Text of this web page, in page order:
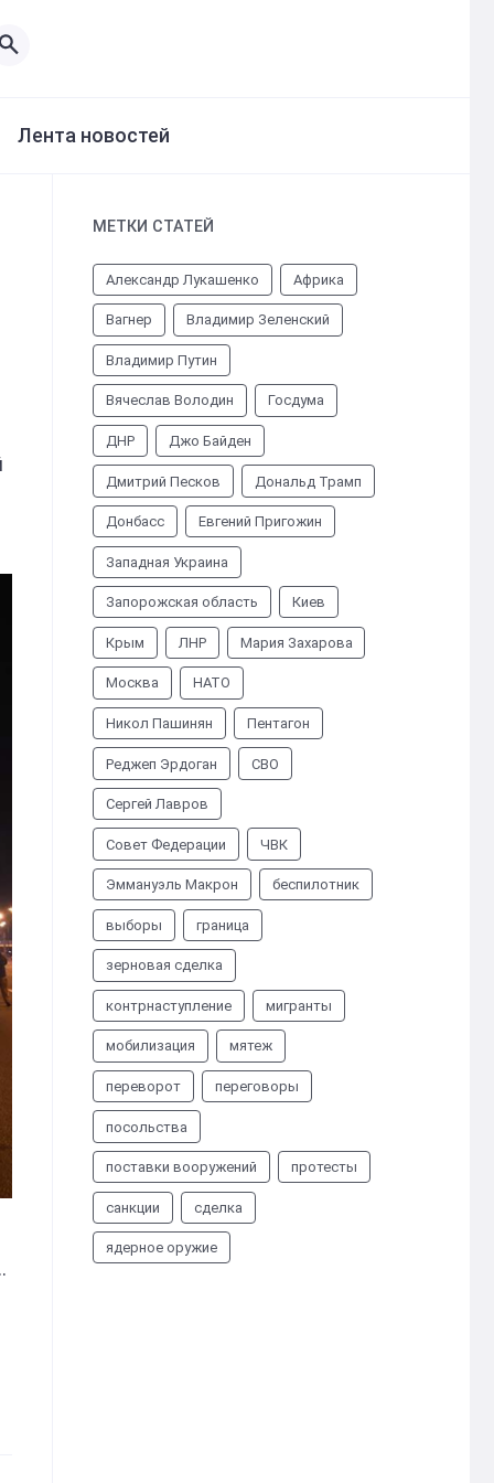
Лента новостей
МЕТКИ СТАТЕЙ
Александр Лукашенко Африка
Вагнер Владимир Зеленский
Владимир Путин
Вячеслав Володин Госдума
ДНР Джо Байден
Дмитрий Песков Дональд Трамп
Донбасс Евгений Пригожин
Западная Украина
Запорожская область Киев
Крым ЛНР Мария Захарова
Москва НАТО
Никол Пашинян Пентагон
Реджеп Эрдоган СВО
Сергей Лавров
Совет Федерации ЧВК
Эммануэль Макрон беспилотник
выборы граница
зерновая сделка
контрнаступление мигранты
мобилизация мятеж
переворот переговоры
посольства
поставки вооружений протесты
санкции сделка
ядерное оружие